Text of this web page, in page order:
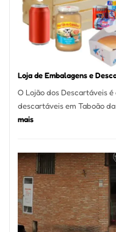
Loja de Embalagens e
O Lojão dos Descartáveis
descartáveis em Taboão
mais:
Embalagens
e
Descartáveis
no
Taboão
da